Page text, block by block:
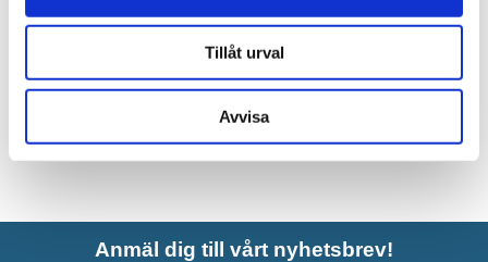
Tillåt urval
Avvisa
Anmäl dig till vårt nyhetsbrev!